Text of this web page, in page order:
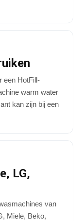
een HotFill-
warm water
kan zijn bij een
LG,
van
Miele, Beko,